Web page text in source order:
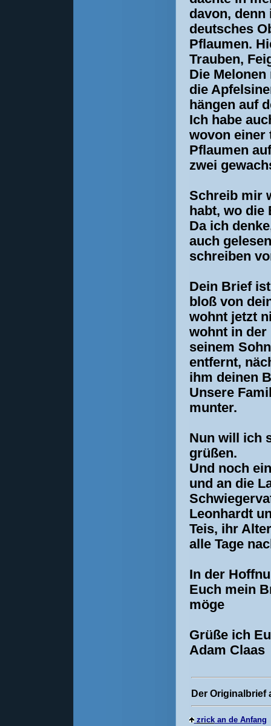
davon,
deutsches
Pflaumen.
Trauben,
Die
die
hängen auf
Ich habe
wovon einer
Pflaumen
zwei
Schreib mir
habt, wo die
Da ich
auch
schreiben
Dein Brief
bloß von
wohnt jetzt
wohnt in der
seinem
entfernt,
ihm deinen
Unsere
munter.
Nun will ich
grüßen.
Und noch
und an die
Leonhardt
Teis, ihr
alle Tage
In der
Euch mein
möge
Grüße ich
Adam Claas
Der Originalbrief
zrickan de Anfang